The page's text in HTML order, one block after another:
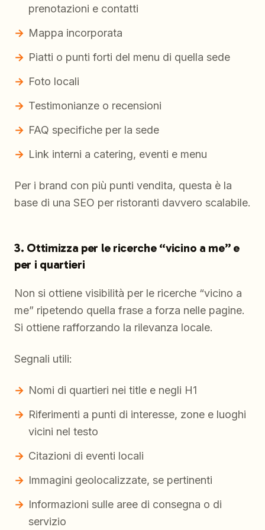
prenotazioni e contatti
Mappa incorporata
Piatti o punti forti del menu di quella sede
Foto locali
Testimonianze o recensioni
FAQ specifiche per la sede
Link interni a catering, eventi e menu
Per i brand con più punti vendita, questa è la
base di una SEO per ristoranti davvero scalabile.
3. Ottimizza per le ricerche “vicino a me” e
per i quartieri
Non si ottiene visibilità per le ricerche “vicino a
me” ripetendo quella frase a forza nelle pagine.
Si ottiene rafforzando la rilevanza locale.
Segnali utili:
Nomi di quartieri nei title e negli H1
Riferimenti a punti di interesse, zone e luoghi
vicini nel testo
Citazioni di eventi locali
Immagini geolocalizzate, se pertinenti
Informazioni sulle aree di consegna o di
servizio